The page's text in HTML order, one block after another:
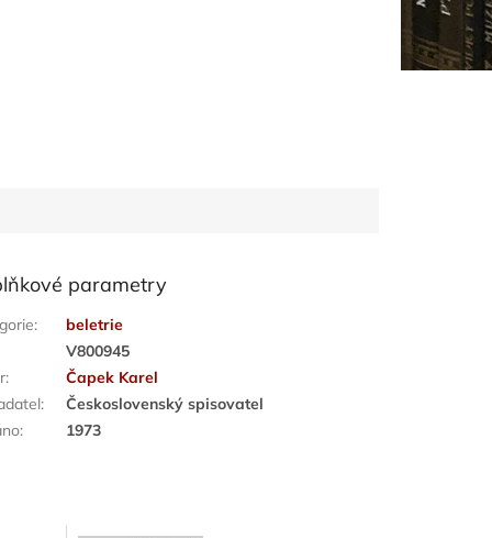
parametry
:
beletrie
V800945
:
Čapek Karel
:
Československý spisovatel
: 1973